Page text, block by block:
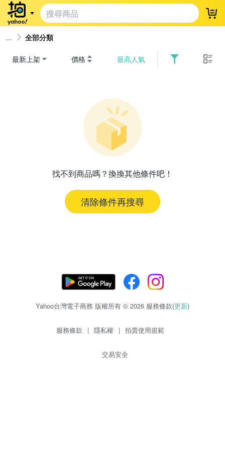
登
全部分類
最新上架 價格 最高人氣
找不到商品嗎？換換其他條件吧！
清除條件再搜尋
Yahoo台灣電子商務 版權所有 © 2026 服務條款(更新)
服務條款 | 隱私權 | 拍賣使用規範
交易安全